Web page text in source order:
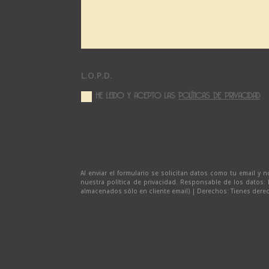
L.O.P.D.
HE LEIDO Y ACEPTO LASPOLÍTICAS DE PRIVACIDAD
Al enviar el formulario se solicitan datos como tu email y
nuestra política de privacidad. Responsable de los
almacenados sólo en cliente email) | Derechos: Tienes